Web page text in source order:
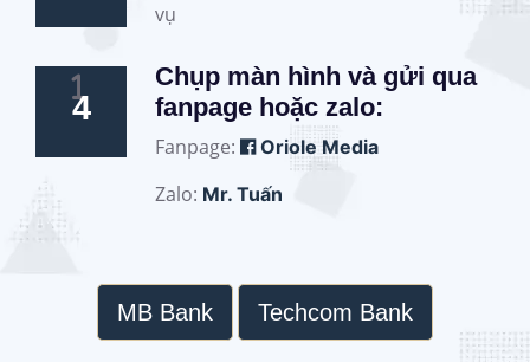
vụ
4
Chụp màn hình và gửi qua
fanpage hoặc zalo:
Fanpage: Oriole Media
Zalo: Mr. Tuấn
MB Bank Techcom Bank